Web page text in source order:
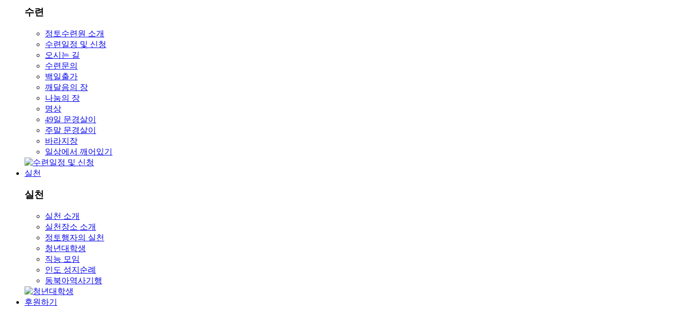
수련
정토수련원 소개
수련일정 및 신청
오시는 길
수련문의
백일출가
깨달음의 장
나눔의 장
명상
49일 문경살이
주말 문경살이
바라지장
일상에서 깨어있기
실천
실천
실천 소개
실천장소 소개
정토행자의 실천
청년대학생
직능 모임
인도 성지순례
동북아역사기행
후원하기